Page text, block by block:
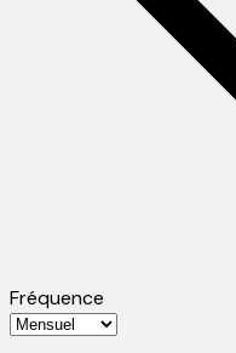
Fréquence